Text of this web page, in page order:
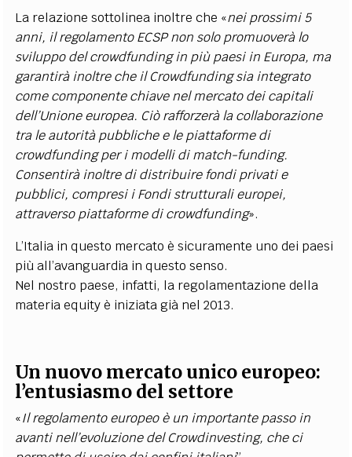
La relazione sottolinea inoltre che «nei prossimi 5
anni, il regolamento ECSP non solo promuoverà lo
sviluppo del crowdfunding in più paesi in Europa, ma
garantirà inoltre che il Crowdfunding sia integrato
come componente chiave nel mercato dei capitali
dell’Unione europea. Ciò rafforzerà la collaborazione
tra le autorità pubbliche e le piattaforme di
crowdfunding per i modelli di match-funding.
Consentirà inoltre di distribuire fondi privati e
pubblici, compresi i Fondi strutturali europei,
attraverso piattaforme di crowdfunding».
L’Italia in questo mercato è sicuramente uno dei paesi
più all’avanguardia in questo senso.
Nel nostro paese, infatti, la regolamentazione della
materia equity è iniziata già nel 2013.
Un nuovo mercato unico europeo:
l’entusiasmo del settore
«Il regolamento europeo è un importante passo in
avanti nell’evoluzione del Crowdinvesting, che ci